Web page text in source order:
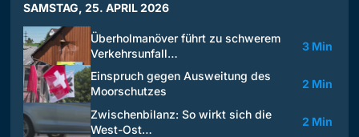
SAMSTAG, 25. APRIL 2026
Überholmanöver führt zu schwerem
Verkehrsunfall…
3 Min
Einspruch gegen Ausweitung des
Moorschutzes
2 Min
Zwischenbilanz: So wirkt sich die
West-Ost…
2 Min